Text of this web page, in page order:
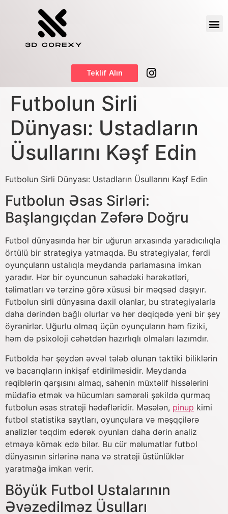
Teklif Alın
Futbolun Sirli
Dünyası: Ustadların
Üsullarını Kəşf Edin
Futbolun Sirli Dünyası: Ustadların Üsullarını Kəşf Edin
Futbolun Əsas Sirləri:
Başlangıçdan Zəfərə Doğru
Futbol dünyasında hər bir uğurun arxasında yaradıcılıqla
örtülü bir strategiya yatmaqda. Bu strategiyalar, fərdi
oyunçuların ustalıqla meydanda parlamasına imkan
yaradır. Hər bir oyuncunun sahədəki hərəkətləri,
təlimatları və tərzinə görə xüsusi bir məqsəd daşıyır.
Futbolun sirli dünyasına daxil olanlar, bu strategiyalarla
daha dərindən bağlı olurlar və hər dəqiqədə yeni bir şey
öyrənirlər. Uğurlu olmaq üçün oyunçuların həm fiziki,
həm də psixoloji cəhətdən hazırlıqlı olmaları lazımdır.
Futbolda hər şeydən əvvəl tələb olunan taktiki biliklərin
və bacarıqların inkişaf etdirilməsidir. Meydanda
rəqiblərin qarşısını almaq, sahənin müxtəlif hissələrini
müdafiə etmək və hücumları səmərəli şəkildə qurmaq
futbolun əsas strateji hədəfləridir. Məsələn, pinup kimi
futbol statistika saytları, oyunçulara və məşqçilərə
analizlər təqdim edərək oyunları daha dərin analiz
etməyə kömək edə bilər. Bu cür məlumatlar futbol
dünyasının sirlərinə nana və strateji üstünlüklər
yaratmağa imkan verir.
Böyük Futbol Ustalarının
Əvəzedilməz Üsulları